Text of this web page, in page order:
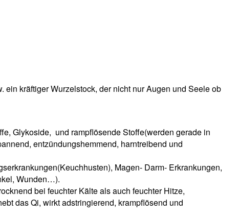
kräftiger Wurzelstock, der nicht nur Augen und Seele ob
Glykoside, und rampflösende Stoffe(werden gerade in
entzündungshemmend, harntreibend und
Magen- Darm- Erkrankungen,
Wunden…).
bei feuchter Kälte als auch feuchter Hitze,
das Qi, wirkt adstringierend, krampflösend und